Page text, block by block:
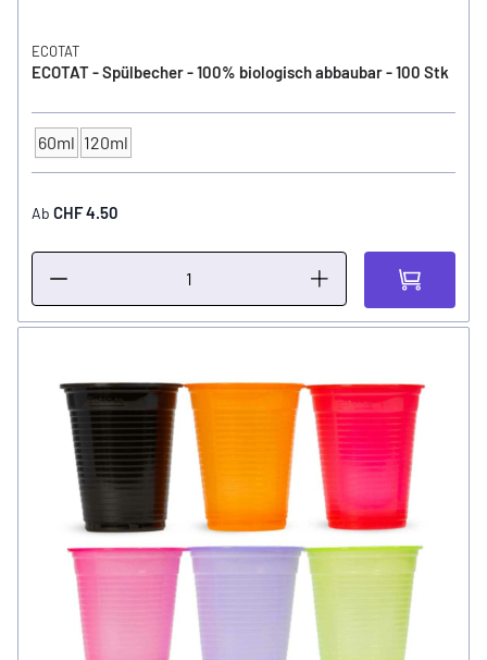
ECOTAT
ECOTAT - Spülbecher - 100% biologisch abbaubar - 100 Stk
GRÖSSE
60ml 120ml
Ab CHF 4.50